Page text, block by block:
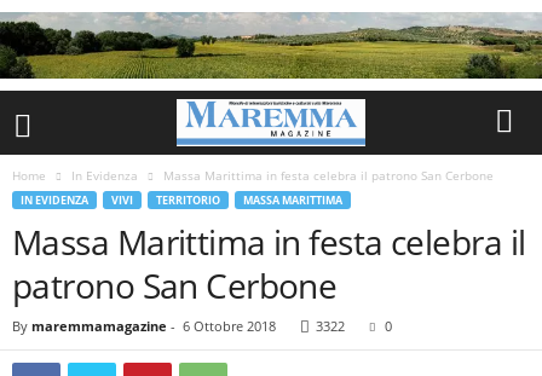
Home In Evidenza Massa Marittima in festa celebra il patrono San Cerbone
IN EVIDENZA VIVI TERRITORIO MASSA MARITTIMA
Massa Marittima in festa celebra il
patrono San Cerbone
By maremmamagazine - 6 Ottobre 2018 3322 0